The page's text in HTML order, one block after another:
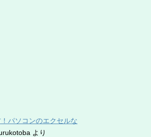
！パソコンのエクセルな
より